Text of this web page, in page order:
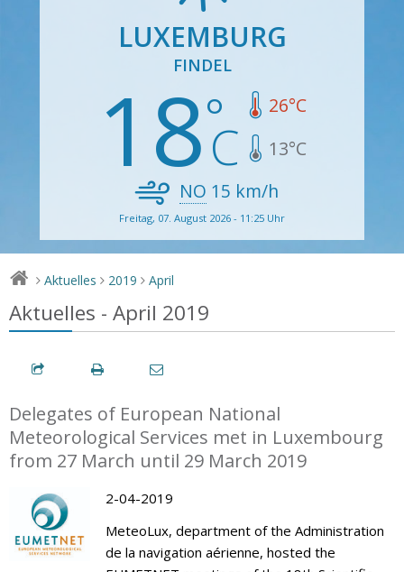
LUXEMBURG
FINDEL
18 26°C
13°C
NO 15 km/h
Freitag, 07. August 2026 - 11:25 Uhr
> Aktuelles > 2019 > April
Aktuelles - April 2019
Delegates of European National
Meteorological Services met in Luxembourg
from 27 March until 29 March 2019
2-04-2019
MeteoLux, department of the Administration
de la navigation aérienne, hosted the